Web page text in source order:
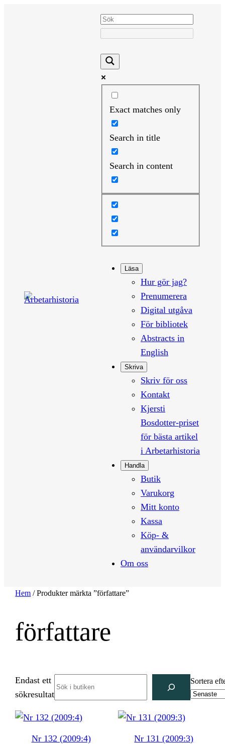
Exact matches only
Search in title
Search in content
Läsa
Hur gör jag?
Prenumerera
Digital utgåva
För bibliotek
Abstracts in
English
Skriva
Skriv för oss
Kontakt
Kjersti
Bosdotter-priset
för bästa artikel
i Arbetarhistoria
Handla
Butik
Varukorg
Mitt konto
Kassa
Köp- &
användarvilkor
Om oss
Hem / Produkter märkta ”författare”
författare
Endast ett
sökresultat
Sortera
Nr 132 (2009:4) Nr 131 (2009:3)